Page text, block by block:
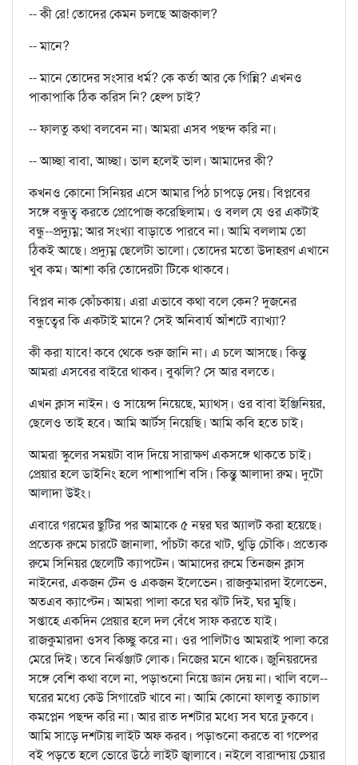
-- কী রে! তোদের কেমন চলছে আজকাল?
-- মানে?
-- মানে তোদের সংসার ধর্ম? কে কর্তা আর কে গিন্নি? এখনও
পাকাপাকি ঠিক করিস নি? হেল্প চাই?
-- ফালতু কথা বলবেন না। আমরা এসব পছন্দ করি না।
-- আচ্ছা বাবা, আচ্ছা। ভাল হলেই ভাল। আমাদের কী?
কখনও কোনো সিনিয়র এসে আমার পিঠ চাপড়ে দেয়। বিপ্লবের
সঙ্গে বন্ধুত্ব করতে প্রোপোজ করেছিলাম। ও বলল যে ওর একটাই
বন্ধু--প্রদ্যুম্ন; আর সংখ্যা বাড়াতে পারবে না। আমি বললাম তো
ঠিকই আছে। প্রদ্যুম্ন ছেলেটা ভালো। তোদের মতো উদাহরণ এখানে
খুব কম। আশা করি তোদেরটা টিকে থাকবে।
বিপ্লব নাক কোঁচকায়। এরা এভাবে কথা বলে কেন? দুজনের
বন্ধুত্বের কি একটাই মানে? সেই অনিবার্য আঁশটে ব্যাখ্যা?
কী করা যাবে! কবে থেকে শুরু জানি না। এ চলে আসছে। কিন্তু
আমরা এসবের বাইরে থাকব। বুঝলি? সে আর বলতে।
এখন ক্লাস নাইন। ও সায়েন্স নিয়েছে, ম্যাথস্। ওর বাবা ইঞ্জিনিয়র,
ছেলেও তাই হবে। আমি আর্টস্ নিয়েছি। আমি কবি হতে চাই।
আমরা স্কুলের সময়টা বাদ দিয়ে সারাক্ষণ একসঙ্গে থাকতে চাই।
প্রেয়ার হলে ডাইনিং হলে পাশাপাশি বসি। কিন্তু আলাদা রুম। দুটো
আলাদা উইং।
এবারে গরমের ছুটির পর আমাকে ৫ নম্বর ঘর অ্যালট করা হয়েছে।
প্রত্যেক রুমে চারটে জানালা, পাঁচটা করে খাট, থুড়ি চৌকি। প্রত্যেক
রুমে সিনিয়র ছেলেটি ক্যাপটেন। আমাদের রুমে তিনজন ক্লাস
নাইনের, একজন টেন ও একজন ইলেভেন। রাজকুমারদা ইলেভেন,
অতএব ক্যাপ্টেন। আমরা পালা করে ঘর ঝাঁট দিই, ঘর মুছি।
সপ্তাহে একদিন প্রেয়ার হলে দল বেঁধে সাফ করতে যাই।
রাজকুমারদা ওসব কিচ্ছু করে না। ওর পালিটাও আমরাই পালা করে
মেরে দিই। তবে নির্ঝঞ্জাট লোক। নিজের মনে থাকে। জুনিয়রদের
সঙ্গে বেশি কথা বলে না, পড়াশুনো নিয়ে জ্ঞান দেয় না। খালি বলে--
ঘরের মধ্যে কেউ সিগারেট খাবে না। আমি কোনো ফালতু ক্যাচাল
কমপ্লেন পছন্দ করি না। আর রাত দশটার মধ্যে সব ঘরে ঢুকবে।
আমি সাড়ে দশটায় লাইট অফ করব। পড়াশুনো করতে বা গল্পের
বই পড়তে হলে ভোরে উঠে লাইট জ্বালাবে। নইলে বারান্দায় চেয়ার